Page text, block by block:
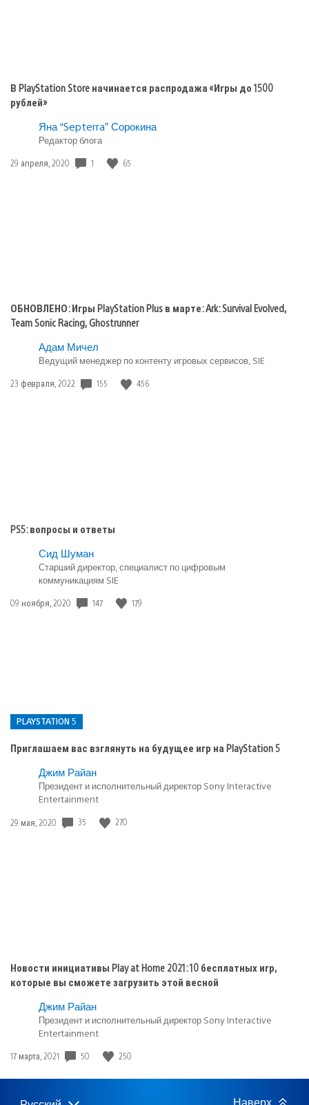
В PlayStation Store начинается распродажа «Игры до 1500
рублей»
Яна “Septerra” Сорокина
Редактор блога
Дата
29 апреля, 2020 1 65
ОБНОВЛЕНО: Игры PlayStation Plus в марте: Ark: Survival Evolved,
Team Sonic Racing, Ghostrunner
Адам Мичел
Ведущий менеджер по контенту игровых сервисов, SIE
Дата
23 февраля, 2022 155 456
PS5: вопросы и ответы
Сид Шуман
Старший директор, специалист по цифровым
коммуникациям SIE
Дата
09 ноября, 2020 147 179
PLAYSTATION 5
Приглашаем вас взглянуть на будущее игр на PlayStation 5
Опубликовано
PlayStation
5
Джим Райан
Президент и исполнительный директор Sony Interactive
Entertainment
Дата
29 мая, 2020 35 270
Новости инициативы Play at Home 2021: 10 бесплатных игр,
которые вы сможете загрузить этой весной
Джим Райан
Президент и исполнительный директор Sony Interactive
Entertainment
Дата
17 марта, 2021 50 250